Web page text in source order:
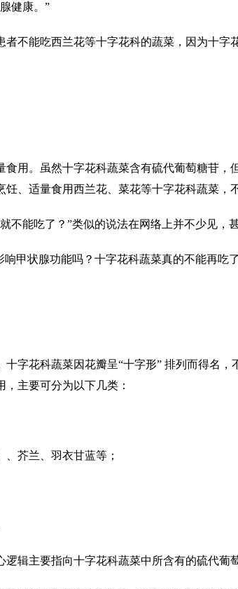
健康。”
能吃西兰花等十字花科的蔬菜，因为十字
。虽然十字花科蔬菜含有硫代葡萄糖苷，
、适量食用西兰花、菜花等十字花科蔬菜，
能吃了？”类似的说法在网络上并不少见，
甲状腺功能吗？十字花科蔬菜真的不能再吃
花科蔬菜因花瓣呈“十字形” 排列而得名，
主要可分为以下几类：
芥兰、羽衣甘蓝等；
主要指向十字花科蔬菜中所含有的硫代葡